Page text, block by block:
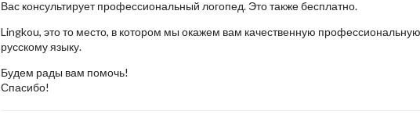
Вас консультирует профессиональный логопед. Это также бесплатно.
Lingkou, это то место, в котором мы окажем вам качественную
русскому языку.
Будем рады вам помочь!
Спасибо!